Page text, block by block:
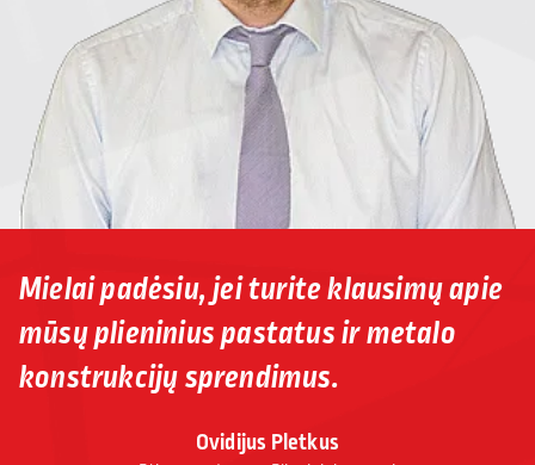
Ovidijus Pletkus
Mielai padėsiu, jei turite klausimų apie
mūsų plieninius pastatus ir metalo
konstrukcijų sprendimus.